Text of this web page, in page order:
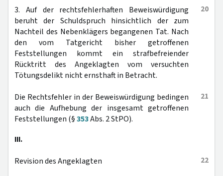
20
3. Auf der rechtsfehlerhaften Beweiswürdigung
beruht der Schuldspruch hinsichtlich der zum
Nachteil des Nebenklägers begangenen Tat. Nach
den vom Tatgericht bisher getroffenen
Feststellungen kommt ein strafbefreiender
Rücktritt des Angeklagten vom versuchten
Tötungsdelikt nicht ernsthaft in Betracht.
21
Die Rechtsfehler in der Beweiswürdigung bedingen
auch die Aufhebung der insgesamt getroffenen
Feststellungen (§353Abs. 2 StPO).
III.
22
Revision des Angeklagten